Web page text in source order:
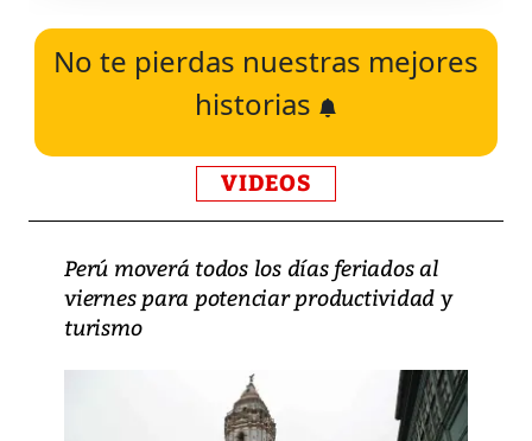
No te pierdas nuestras mejores
historias
VIDEOS
Perú moverá todos los días feriados al
viernes para potenciar productividad y
turismo